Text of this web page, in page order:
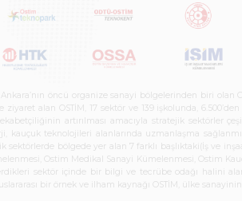
öncü organize sanayi bölgelerinden biri olan
alan OSTİM, 17 sektör ve 139 işkolunda,
artırılması amacıyla stratejik sektörler
kauçuk teknolojileri alanlarında uzmanlaşma
sektörlerde bölgede yer alan 7 farklı başlıktaki(İş ve
Ostim Medikal Sanayi Kümelenmesi, Ostim
sektör içinde bir bilgi ve tecrübe odağı halini
bir örnek ve ilham kaynağı OSTİM, ülke